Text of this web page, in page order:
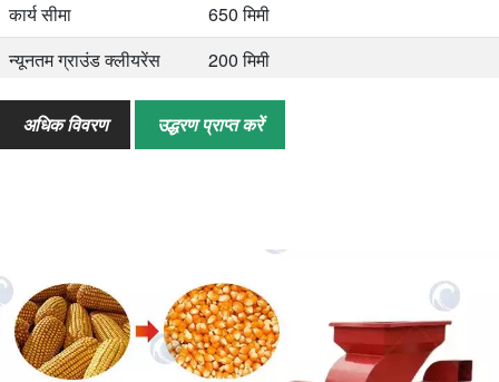
कार्य सीमा
650 मिमी
न्यूनतम ग्राउंड क्लीयरेंस
200 मिमी
मूल्याँकन की गति
2200r/मिनट
आकार
3650*1000*1270मिमी
अधिक विवरण उद्धरण प्राप्त करें